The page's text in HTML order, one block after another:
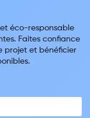
éco-responsable
Faites confiance
projet et bénéficier